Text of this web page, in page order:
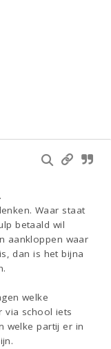
Waar staat
betaald wil
aankloppen waar
dan is het bijna
welke
via school iets
welke partij er in